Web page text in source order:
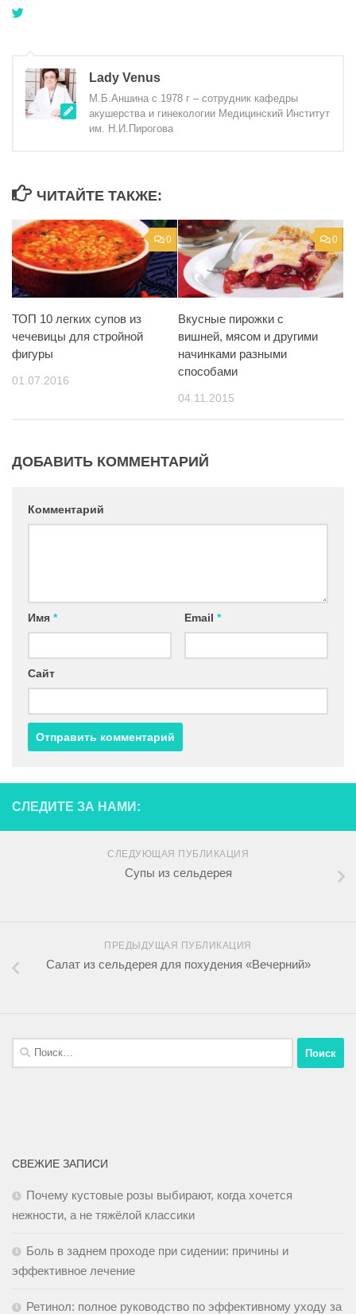
Lady Venus
М.Б.Аншина с 1978 г – сотрудник кафедры
акушерства и гинекологии Медицинский Институт
им. Н.И.Пирогова
ЧИТАЙТЕ ТАКЖЕ:
0
ТОП 10 легких супов из
чечевицы для стройной
фигуры
01.07.2016
0
Вкусные пирожки с
вишней, мясом и другими
начинками разными
способами
04.11.2015
ДОБАВИТЬ КОММЕНТАРИЙ
Комментарий
Имя * Email *
Сайт
СЛЕДИТЕ ЗА НАМИ:
СЛЕДУЮЩАЯ ПУБЛИКАЦИЯ
Супы из сельдерея
ПРЕДЫДУЩАЯ ПУБЛИКАЦИЯ
Салат из сельдерея для похудения «Вечерний»
СВЕЖИЕ ЗАПИСИ
Почему кустовые розы выбирают, когда хочется
нежности, а не тяжёлой классики
Боль в заднем проходе при сидении: причины и
эффективное лечение
Ретинол: полное руководство по эффективному уходу за